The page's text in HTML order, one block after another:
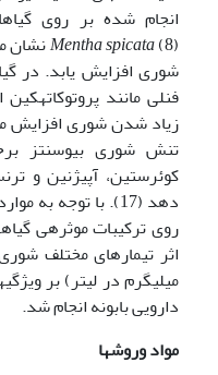
انجام شده بر روی
Mentha spicata
(8)
شوری افزایش یابد. در
فنلی مانند
زیاد شدن شوری افزایش می­یابند
تنش شوری بیوسنتز
کوئرستین، آپیژنین و
دهد (17). با توجه
روی ترکیبات موثره­ی
میلی­گرم در لیتر) بر
دارویی بابونه انجام شد.
مواد وروشها